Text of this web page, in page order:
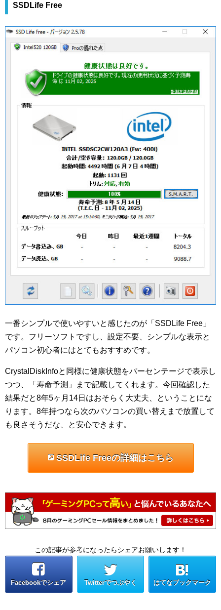
SSDLife Free
一番シンプルで使いやすいと感じたのが「SSDLife Free」
です。フリーソフトですし、設定不要、シンプルな表示と
パソコン初心者にはとてもおすすめです。
CrystalDiskInfoと同様に健康状態をパーセンテージで表示し
つつ、「寿命予測」まで記載してくれます。今回確認した
結果だと8年5ヶ月14日はおそらく大丈夫、ということにな
ります。8年持つなら次のパソコンの買い替えまで放置して
も良さそうだな、と安心できます。
SSDLife Freeの詳細はこちら
この記事が参考になったらシェアお願いします！
Facebookでシェア Twitterでつぶやく はてなブックマーク